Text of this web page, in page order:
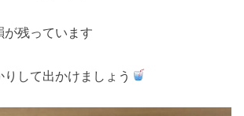
が残っています
して出かけましょう